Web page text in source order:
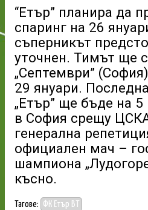
“Етър” планира да
спаринг на 26
съперникът
уточнен. Тимът ще
„Септември”
29 януари.
„Етър” ще бъде на
в София срещу
генерална
официален мач –
шампиона
късно.
Тагове: ФК Етър ВТ